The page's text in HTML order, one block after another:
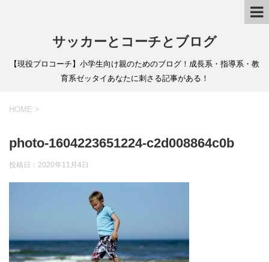
サッカーとコーチとブログ
【現役プロコーチ】小学生向け親のためのブログ！成長系・指導系・教
育系ゼッタイあなたに刺さる記事がある！
HOME >
photo-1604223651224-c2d008864c0b
投稿日： 2020年11月4日